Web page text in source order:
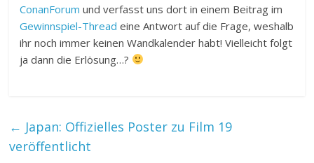
ConanForum und verfasst uns dort in einem Beitrag im
Gewinnspiel-Thread eine Antwort auf die Frage, weshalb
ihr noch immer keinen Wandkalender habt! Vielleicht folgt
ja dann die Erlösung…?
← Japan: Offizielles Poster zu Film 19
veröffentlicht